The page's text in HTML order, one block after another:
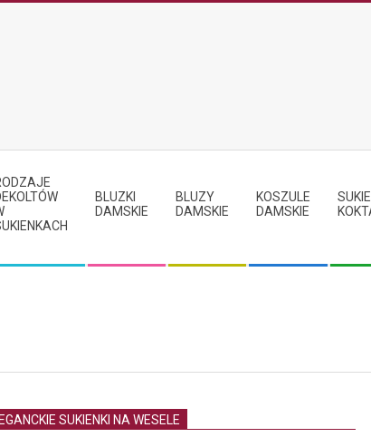
BLUZKI
DAMSKIE
BLUZY
DAMSKIE
KOSZULE
DAMSKIE
SUKIENKI NA WESELE